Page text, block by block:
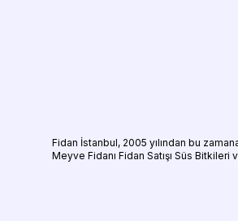
Fidan İstanbul, 2005 yılından bu
Meyve Fidanı Fidan Satışı Süs Bitkileri